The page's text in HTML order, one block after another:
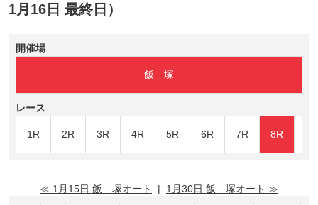
1月16日 最終日）
開催場
飯 塚
レース
1R 2R 3R 4R 5R 6R 7R 8R
≪ 1月15日 飯 塚オート | 1月30日 飯 塚オート ≫